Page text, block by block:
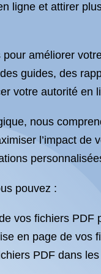
ligne et attirer
améliorer
guides, des
votre autorité en
nous
l’impact
pouvez :
vos fichiers PDF
en page de vos
PDF dans